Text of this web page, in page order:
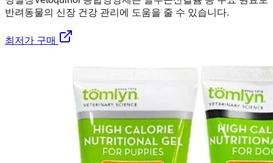
반려동물의 신장 건강 관리에 도움을 줄 수 있습니다.
최저가 구매